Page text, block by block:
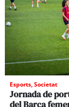
Esports,Societat
Jornada de
del Barça